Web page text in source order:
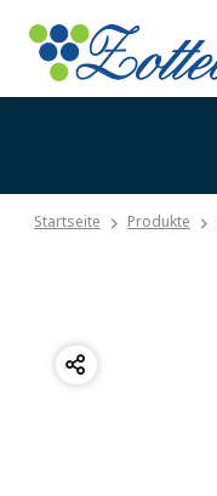
Startseite Produkte